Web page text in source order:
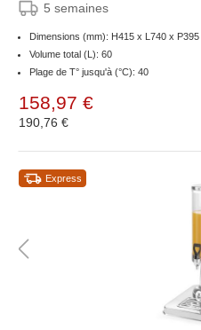
5 semaines
Dimensions (mm): H415 x L740 x P395
Volume total (L): 60
Plage de T° jusqu'à (°C): 40
158,97 €
190,76 €
Express